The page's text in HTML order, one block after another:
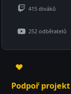
415 diváků
252 odběratelů
♥
Podpoř projekt